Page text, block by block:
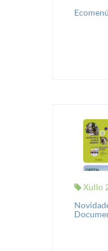
Xullo